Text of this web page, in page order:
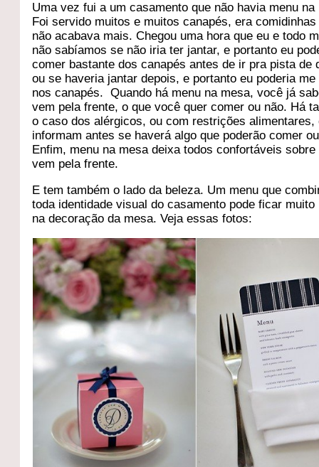
Uma vez fui a um casamento que não havia menu na
Foi servido muitos e muitos canapés, era comidinhas
não acabava mais. Chegou uma hora que eu e todo
não sabíamos se não iria ter jantar, e portanto eu
comer bastante dos canapés antes de ir pra pista de
ou se haveria jantar depois, e portanto eu poderia
nos canapés. Quando há menu na mesa, você já
vem pela frente, o que você quer comer ou não. Há
o caso dos alérgicos, ou com restrições alimentares,
informam antes se haverá algo que poderão comer
Enfim, menu na mesa deixa todos confortáveis sobre
vem pela frente.
E tem também o lado da beleza. Um menu que
toda identidade visual do casamento pode ficar muito
na decoração da mesa. Veja essas fotos: